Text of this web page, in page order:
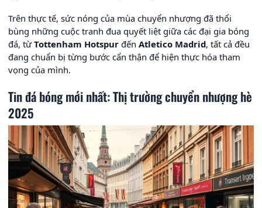
Trên thực tế, sức nóng của mùa chuyển nhượng đã thổi
bùng những cuộc tranh đua quyết liệt giữa các đại gia bóng
đá, từTottenham Hotspur đến Atletico Madrid, tất cả đều
đang chuẩn bị từng bước cẩn thận để hiện thực hóa tham
vọng của mình.
Tin đá bóng mới nhất: Thị trường chuyển nhượng hè
2025